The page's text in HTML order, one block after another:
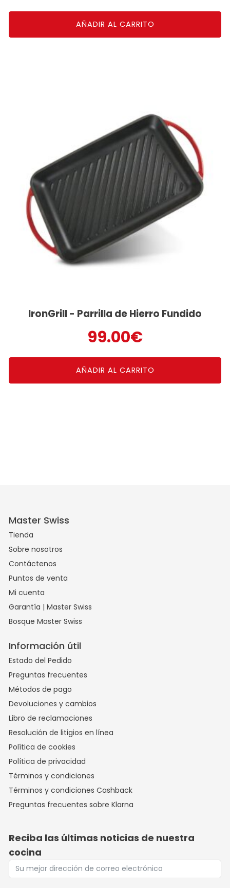
AÑADIR AL CARRITO
IronGrill - Parrilla de Hierro Fundido
99.00€
AÑADIR AL CARRITO
Master Swiss
Tienda
Sobre nosotros
Contáctenos
Puntos de venta
Mi cuenta
Garantía | Master Swiss
Bosque Master Swiss
Información útil
Estado del Pedido
Preguntas frecuentes
Métodos de pago
Devoluciones y cambios
Libro de reclamaciones
Resolución de litigios en línea
Política de cookies
Política de privacidad
Términos y condiciones
Términos y condiciones Cashback
Preguntas frecuentes sobre Klarna
Reciba las últimas noticias de nuestra
cocina